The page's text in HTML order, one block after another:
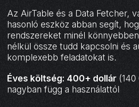
Az AirTable és a Data Fetcher,
hasonló eszköz abban segít,
rendszereket minél
nélkül össze tudd kapcsolni és
komplexebb feladatokat is.
Éves költség: 400+ dollár (140
nagyban függ a használattól